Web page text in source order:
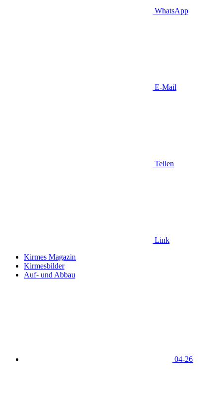
WhatsApp
E-Mail
Teilen
Link
Kirmes Magazin
Kirmesbilder
Auf- und Abbau
04-26